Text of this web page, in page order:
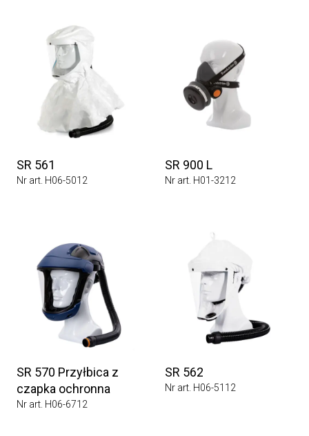
SR 561
Nr art. H06-5012
SR 900 L
Nr art. H01-3212
SR 570 Przyłbica z
czapka ochronna
Nr art. H06-6712
SR 562
Nr art. H06-5112